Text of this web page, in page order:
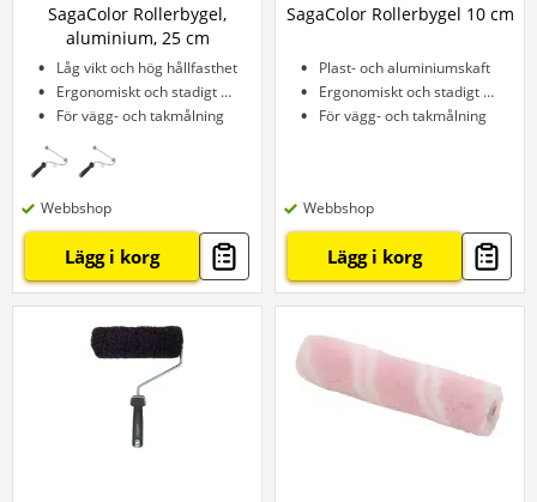
SagaColor Rollerbygel,
aluminium, 25 cm
Låg vikt och hög hållfasthet
Ergonomiskt och stadigt grepp
För vägg- och takmålning
Webbshop
Lägg i korg
SagaColor Rollerbygel 10 cm
Plast- och aluminiumskaft
Ergonomiskt och stadigt grepp
För vägg- och takmålning
Webbshop
Lägg i korg